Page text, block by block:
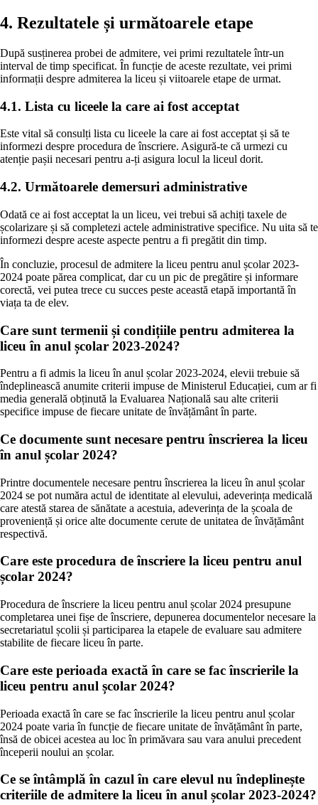
4. Rezultatele și următoarele etape
După susținerea probei de admitere, vei primi rezultatele într-un
interval de timp specificat. În funcție de aceste rezultate, vei primi
informații despre admiterea la liceu și viitoarele etape de urmat.
4.1. Lista cu liceele la care ai fost acceptat
Este vital să consulți lista cu liceele la care ai fost acceptat și să te
informezi despre procedura de înscriere. Asigură-te că urmezi cu
atenție pașii necesari pentru a-ți asigura locul la liceul dorit.
4.2. Următoarele demersuri administrative
Odată ce ai fost acceptat la un liceu, vei trebui să achiți taxele de
școlarizare și să completezi actele administrative specifice. Nu uita să te
informezi despre aceste aspecte pentru a fi pregătit din timp.
În concluzie, procesul de admitere la liceu pentru anul școlar 2023-
2024 poate părea complicat, dar cu un pic de pregătire și informare
corectă, vei putea trece cu succes peste această etapă importantă în
viața ta de elev.
Care sunt termenii și condițiile pentru admiterea la
liceu în anul școlar 2023-2024?
Pentru a fi admis la liceu în anul școlar 2023-2024, elevii trebuie să
îndeplinească anumite criterii impuse de Ministerul Educației, cum ar fi
media generală obținută la Evaluarea Națională sau alte criterii
specifice impuse de fiecare unitate de învățământ în parte.
Ce documente sunt necesare pentru înscrierea la liceu
în anul școlar 2024?
Printre documentele necesare pentru înscrierea la liceu în anul școlar
2024 se pot număra actul de identitate al elevului, adeverința medicală
care atestă starea de sănătate a acestuia, adeverința de la școala de
proveniență și orice alte documente cerute de unitatea de învățământ
respectivă.
Care este procedura de înscriere la liceu pentru anul
școlar 2024?
Procedura de înscriere la liceu pentru anul școlar 2024 presupune
completarea unei fișe de înscriere, depunerea documentelor necesare la
secretariatul școlii și participarea la etapele de evaluare sau admitere
stabilite de fiecare liceu în parte.
Care este perioada exactă în care se fac înscrierile la
liceu pentru anul școlar 2024?
Perioada exactă în care se fac înscrierile la liceu pentru anul școlar
2024 poate varia în funcție de fiecare unitate de învățământ în parte,
însă de obicei acestea au loc în primăvara sau vara anului precedent
începerii noului an școlar.
Ce se întâmplă în cazul în care elevul nu îndeplinește
criteriile de admitere la liceu în anul școlar 2023-2024?